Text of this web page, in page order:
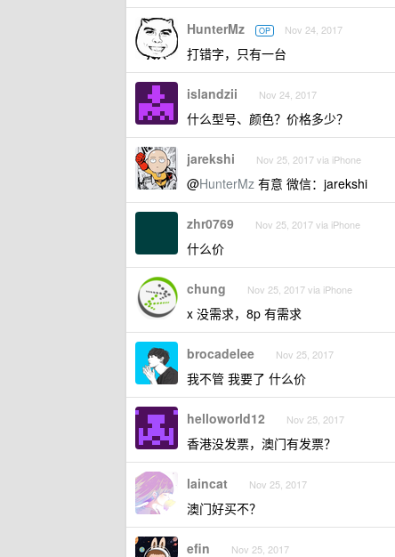
HunterMz OP Nov 24, 2017
打错字，只有一台
islandzii Nov 24, 2017
什么型号、颜色？价格多少？
jarekshi Nov 25, 2017 via iPhone
@HunterMz 有意 微信：jarekshi
zhr0769 Nov 25, 2017 via iPhone
什么价
chung Nov 25, 2017 via iPhone
x 没需求，8p 有需求
brocadelee Nov 25, 2017
我不管 我要了 什么价
helloworld12 Nov 25, 2017
香港没发票，澳门有发票？
laincat Nov 25, 2017
澳门好买不？
efin Nov 25, 2017